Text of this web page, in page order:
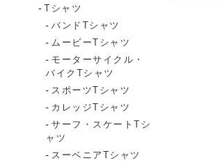
Tシャツ
バンドTシャツ
ムービーTシャツ
モーターサイクル・
バイクTシャツ
スポーツTシャツ
カレッジTシャツ
サーフ・スケートTシ
ャツ
スーベニアTシャツ